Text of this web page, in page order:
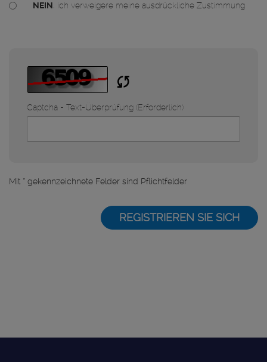
NEIN, ich verweigere meine ausdrückliche Zustimmung
Text-Überprüfung (Erforderlich)
Mit * gekennzeichnete Felder sind Pflichtfelder
REGISTRIEREN SIE SICH